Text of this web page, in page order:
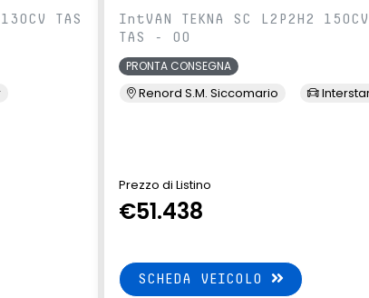
TAS
IntVAN TEKNA SC L2P2H2 150CV
TAS - 00
PRONTA CONSEGNA
Renord S.M. Siccomario
Prezzo di Listino
€51.438
SCHEDA VEICOLO